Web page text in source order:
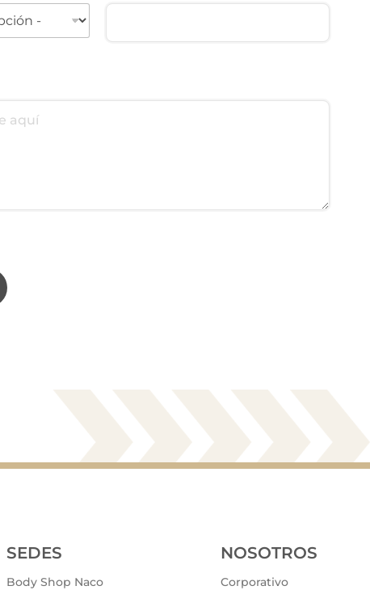
SEDES
Body Shop Naco
NOSOTROS
Corporativo